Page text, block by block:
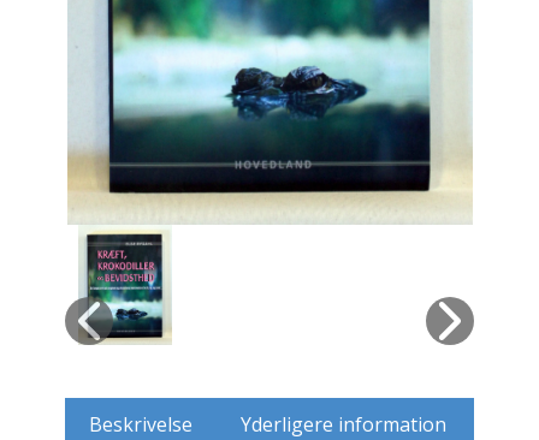
Håndarbejde
Håndværk
Historie
Hobby
Hus / Have
Husdyr
Beskrivelse Yderligere information